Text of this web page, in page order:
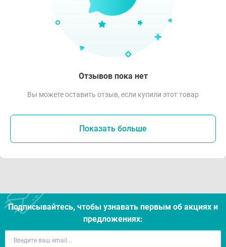
Отзывов пока нет
Вы можете оставить отзыв, если купили этот товар
Показать больше
Подписывайтесь, чтобы узнавать первым об акцияx и
предложениях: